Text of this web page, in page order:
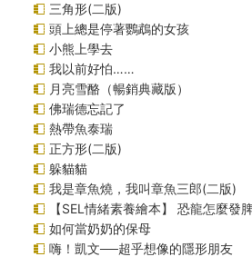
三角形(二版)
頭上總是停著鸚鵡的女孩
小熊上學去
我以前好怕……
月亮雪酪（暢銷典藏版）
佛瑞德忘記了
熱帶魚泰瑞
正方形(二版)
躲貓貓
我是章魚燒，我叫章魚三郎(二版)
【SEL情緒素養繪本】 恐龍怎麼發
如何當奶奶的保母
嗨！凱文──超乎想像的隱形朋友